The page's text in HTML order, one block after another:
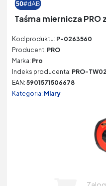
Taśma miernicza PRO
Kod produktu: P-0263560
Producent: PRO
Marka: Pro
Indeks producenta: PRO-
EAN: 5901571506678
Kategoria: Miary